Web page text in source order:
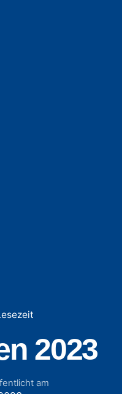
2023
am